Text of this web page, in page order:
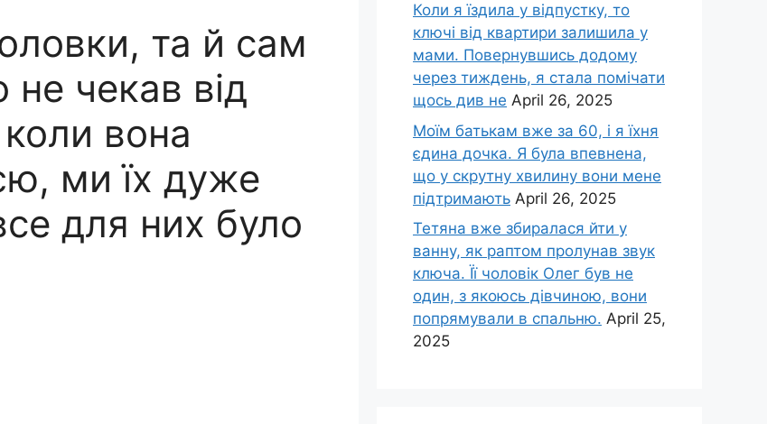
та й сам
не чекав від
вона
ми їх дуже
для них було
Коли я їздила у відпустку, то
ключі від квартири залишила у
мами. Повернувшись додому
через тиждень, я стала помічати
щось див не April 26, 2025
Моїм батькам вже за 60, і я їхня
єдина дочка. Я була впевнена,
що у скрутну хвилину вони мене
підтримають April 26, 2025
Тетяна вже збиралася йти у
ванну, як раптом пролунав звук
ключа. Її чоловік Олег був не
один, з якоюсь дівчиною, вони
попрямували в спальню. April 25,
2025